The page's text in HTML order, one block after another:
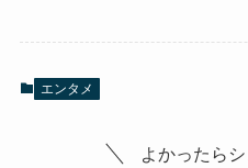
エンタメ
よかったら